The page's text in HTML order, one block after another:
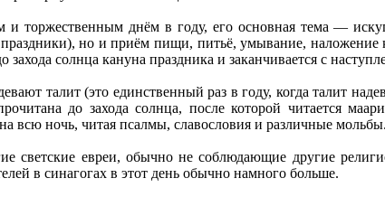
и торжественным днём в году, его основная тема —
праздники), но и приём пищи, питьё, умывание,
солнца кануна праздника и заканчивается с
талит (это единственный раз в году, когда талит
до захода солнца, после которой читается
всю ночь, читая псалмы, славословия и различные
евреи, обычно не соблюдающие другие
в синагогах в этот день обычно намного больше.